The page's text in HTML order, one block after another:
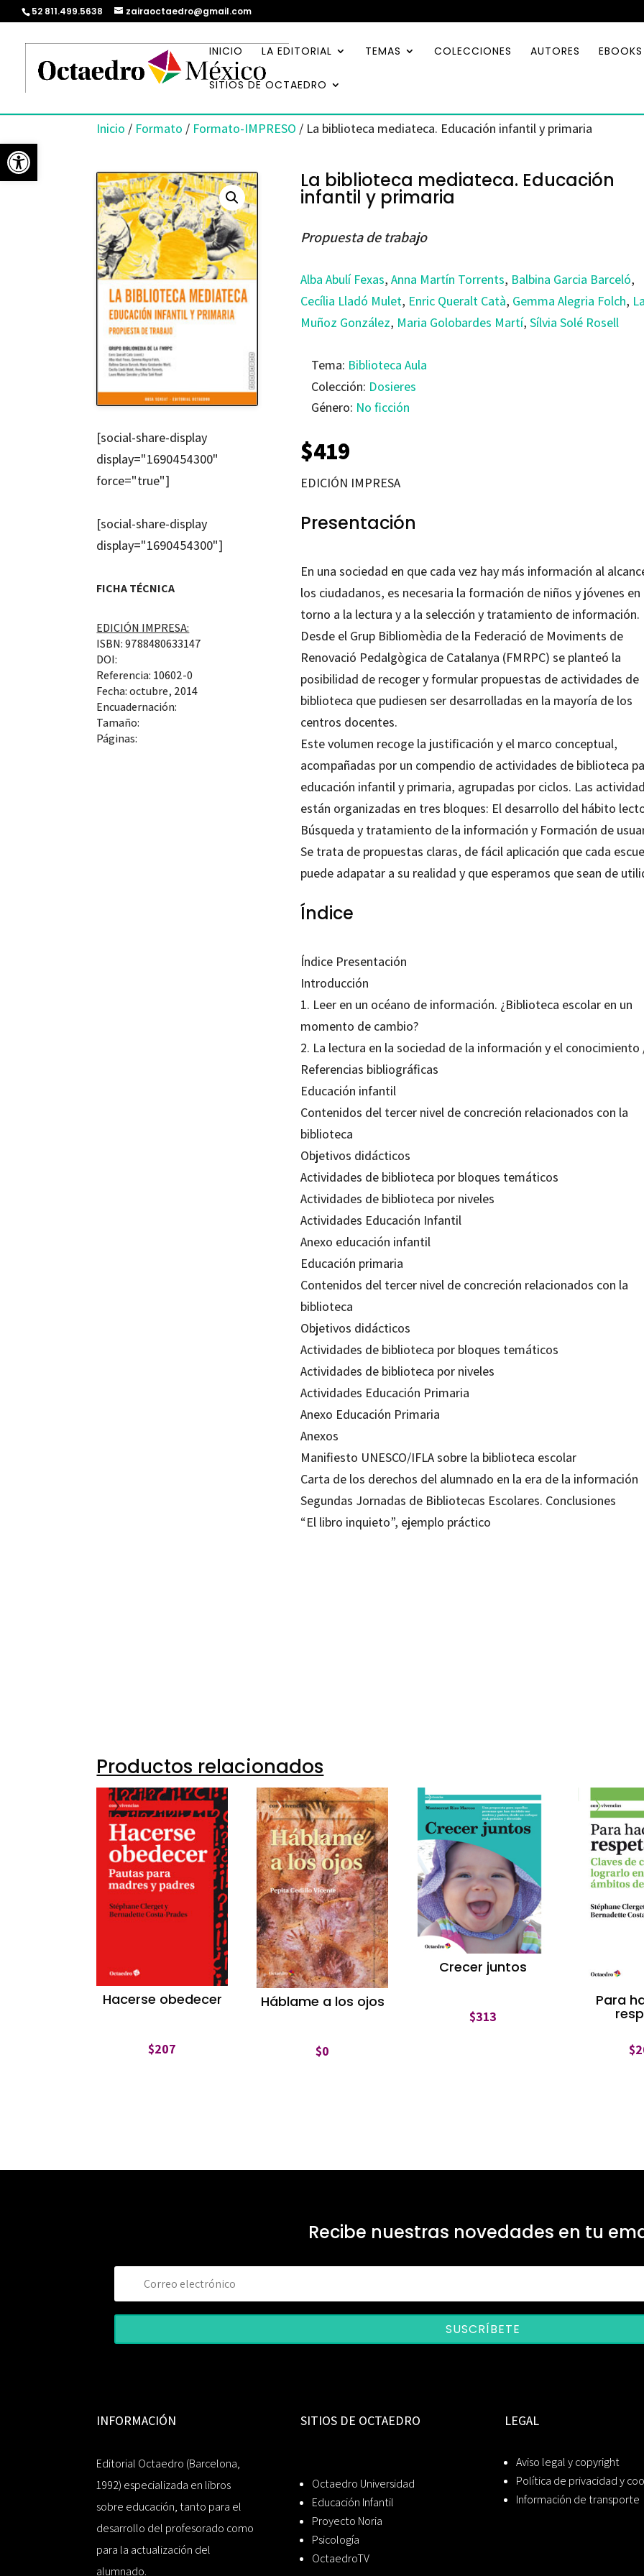
Abrir barra de herramientas
52 811.499.5638 zairaoctaedro@gmail.com
INICIO LA EDITORIAL TEMAS COLECCIONES AUTORES EBOOKS
SITIOS DE OCTAEDRO
Inicio / Formato / Formato-IMPRESO / La biblioteca mediateca. Educación infantil y primaria
[social-share-display
display="1690454300"
force="true"]
[social-share-display
display="1690454300"]
FICHA TÉCNICA
EDICIÓN IMPRESA:
ISBN: 9788480633147
DOI:
Referencia: 10602-0
Fecha: octubre, 2014
Encuadernación:
Tamaño:
Páginas:
La biblioteca mediateca. Educación
infantil y primaria
Propuesta de trabajo
Alba Abulí Fexas, Anna Martín Torrents, Balbina Garcia Barceló,
Cecília Lladó Mulet, Enric Queralt Catà, Gemma Alegria Folch,
Muñoz González, Maria Golobardes Martí, Sílvia Solé Rosell
Tema: Biblioteca Aula
Colección: Dosieres
Género: No ficción
$419
EDICIÓN IMPRESA
Presentación
En una sociedad en que cada vez hay más información al
los ciudadanos, es necesaria la formación de niños y jóvenes en
torno a la lectura y a la selección y tratamiento de información.
Desde el Grup Bibliomèdia de la Federació de Moviments de
Renovació Pedalgògica de Catalanya (FMRPC) se planteó la
posibilidad de recoger y formular propuestas de actividades de
biblioteca que pudiesen ser desarrolladas en la mayoría de los
centros docentes.
Este volumen recoge la justificación y el marco conceptual,
acompañadas por un compendio de actividades de biblioteca
educación infantil y primaria, agrupadas por ciclos. Las
están organizadas en tres bloques: El desarrollo del hábito
Búsqueda y tratamiento de la información y Formación de
Se trata de propuestas claras, de fácil aplicación que cada
puede adapatar a su realidad y que esperamos que sean de
Índice
Índice Presentación
Introducción
1. Leer en un océano de información. ¿Biblioteca escolar en un
momento de cambio?
2. La lectura en la sociedad de la información y el conocimiento
Referencias bibliográficas
Educación infantil
Contenidos del tercer nivel de concreción relacionados con la
biblioteca
Objetivos didácticos
Actividades de biblioteca por bloques temáticos
Actividades de biblioteca por niveles
Actividades Educación Infantil
Anexo educación infantil
Educación primaria
Contenidos del tercer nivel de concreción relacionados con la
biblioteca
Objetivos didácticos
Actividades de biblioteca por bloques temáticos
Actividades de biblioteca por niveles
Actividades Educación Primaria
Anexo Educación Primaria
Anexos
Manifiesto UNESCO/IFLA sobre la biblioteca escolar
Carta de los derechos del alumnado en la era de la información
Segundas Jornadas de Bibliotecas Escolares. Conclusiones
“El libro inquieto”, ejemplo práctico
Productos relacionados
Hacerse obedecer
$207
Háblame a los ojos
$0
Crecer juntos
$313
Para
$
Recibe nuestras novedades en tu
SUSCRÍBETE
INFORMACIÓN
Editorial Octaedro (Barcelona,
1992) especializada en libros
sobre educación, tanto para el
desarrollo del profesorado como
para la actualización del
alumnado.
SITIOS DE OCTAEDRO
Octaedro Universidad
Educación Infantil
Proyecto Noria
Psicología
OctaedroTV
LEGAL
Aviso legal y copyright
Política de privacidad y
Información de transporte